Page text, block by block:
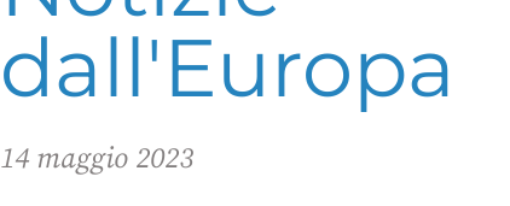
dall'Europa
14 maggio 2023